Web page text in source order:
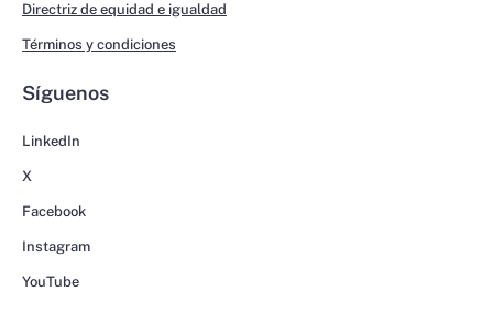
Directriz de equidad e igualdad
Términos y condiciones
Síguenos
LinkedIn
X
Facebook
Instagram
YouTube